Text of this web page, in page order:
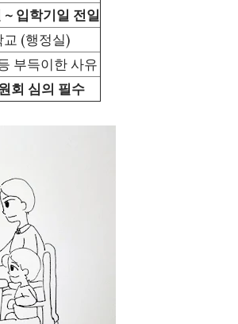
~ 입학기일 전일
(행정실)
부득이한 사유
회 심의 필수